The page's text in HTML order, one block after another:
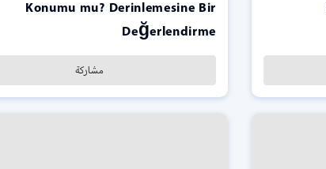
Konumu mu? Derinlemesine Bir
Değerlendirme
مشاركة